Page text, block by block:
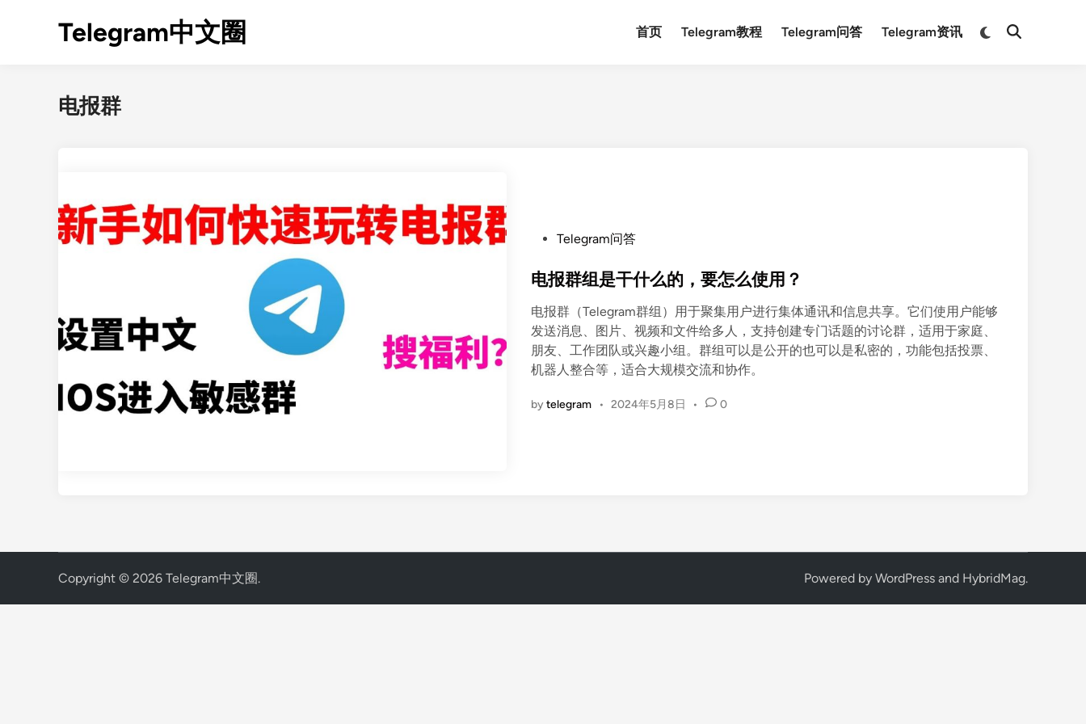
Telegram中文圈 首页 Telegram教程 Telegram问答 Telegram资讯
Switch
Open
电报群
s
e
d
i
n
Telegram问答
电报群组是干什么的，要怎么使用？
电报群（Telegram群组）用于聚集用户进行集体通讯和信息共享。它们使用户能够
发送消息、图片、视频和文件给多人，支持创建专门话题的讨论群，适用于家庭、
朋友、工作团队或兴趣小组。群组可以是公开的也可以是私密的，功能包括投票、
机器人整合等，适合大规模交流和协作。
bytelegram • 2024年5月8日 • 0
Copyright © 2026 Telegram中文圈. Powered by WordPress and HybridMag.